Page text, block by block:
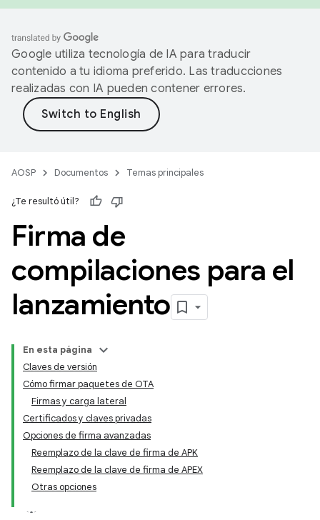
Google utiliza tecnología de IA para traducir
contenido a tu idioma preferido. Las traducciones
realizadas con IA pueden contener errores.
AOSP Documentos Temas principales
¿Te resultó útil?
Firma de
compilaciones para el
lanzamiento
En esta página
Claves de versión
Cómo firmar paquetes de OTA
Firmas y carga lateral
Certificados y claves privadas
Opciones de firma avanzadas
Reemplazo de la clave de firma de APK
Reemplazo de la clave de firma de APEX
Otras opciones